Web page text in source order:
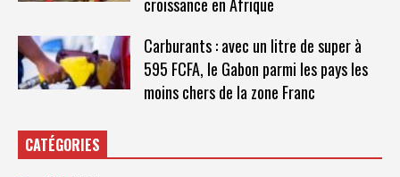
croissance en Afrique
Carburants : avec un litre de super à
595 FCFA, le Gabon parmi les pays les
moins chers de la zone Franc
CATÉGORIES